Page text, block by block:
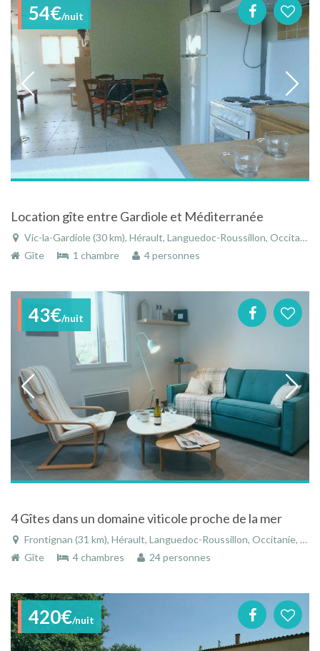
54€/nuit
Location gîte entre Gardiole et Méditerranée
Vic-la-Gardiole (30 km), Hérault, Languedoc-Roussillon, Occitanie, France
Gîte
1 chambre 4 personnes
43€/nuit
4 Gîtes dans un domaine viticole proche de la mer
Frontignan (31 km), Hérault, Languedoc-Roussillon, Occitanie, France
Gîte
4 chambres 24 personnes
420€/nuit